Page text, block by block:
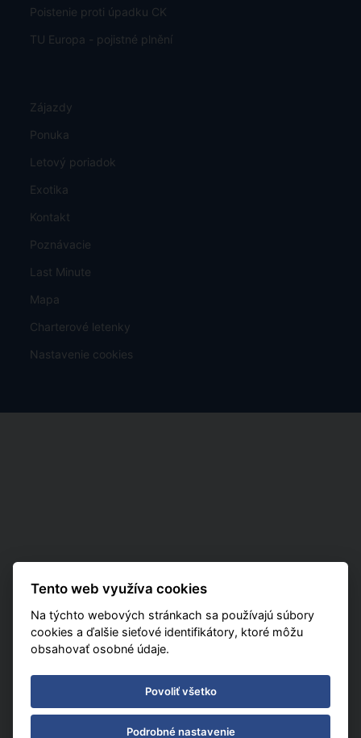
Poistenie proti úpadku CK
TU Europa - pojistné plnění
Zájazdy
Ponuka
Letový poriadok
Exotika
Kontakt
Poznávacie
Last Minute
Mapa
Charterové letenky
Nastavenie cookies
Tento web využíva cookies
Na týchto webových stránkach sa používajú súbory
cookies a ďalšie sieťové identifikátory, ktoré môžu
obsahovať osobné údaje.
Povoliť všetko
Podrobné nastavenie